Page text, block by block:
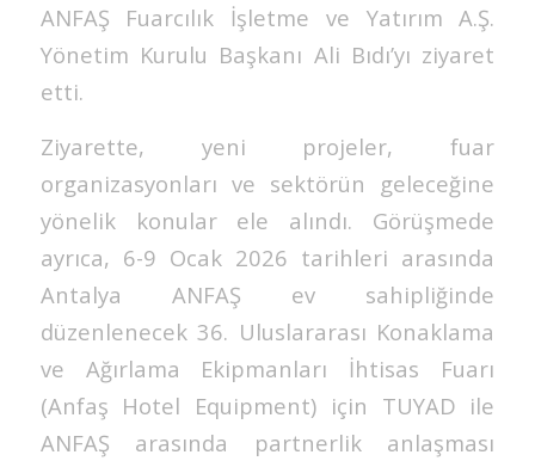
ANFAŞ Fuarcılık İşletme ve Yatırım A.Ş.
Yönetim Kurulu Başkanı Ali Bıdı’yı ziyaret
etti.
Ziyarette, yeni projeler, fuar
organizasyonları ve sektörün geleceğine
yönelik konular ele alındı. Görüşmede
ayrıca, 6-9 Ocak 2026 tarihleri arasında
Antalya ANFAŞ ev sahipliğinde
düzenlenecek 36. Uluslararası Konaklama
ve Ağırlama Ekipmanları İhtisas Fuarı
(Anfaş Hotel Equipment) için TUYAD ile
ANFAŞ arasında partnerlik anlaşması